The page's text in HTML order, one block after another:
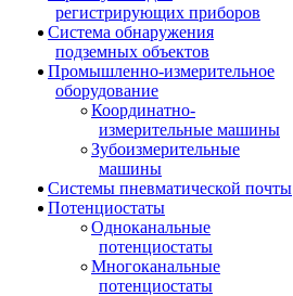
регистрирующих приборов
Система обнаружения
подземных объектов
Промышленно-измерительное
оборудование
Координатно-
измерительные машины
Зубоизмерительные
машины
Системы пневматической почты
Потенциостаты
Одноканальные
потенциостаты
Многоканальные
потенциостаты